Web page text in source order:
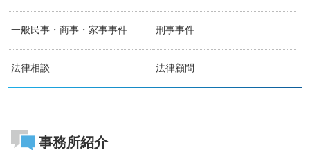
一般民事・商事・家事事件 刑事事件
法律相談 法律顧問
事務所紹介